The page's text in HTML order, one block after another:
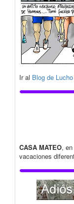
Ir al Blog de
CASA MATEO,
vacaciones